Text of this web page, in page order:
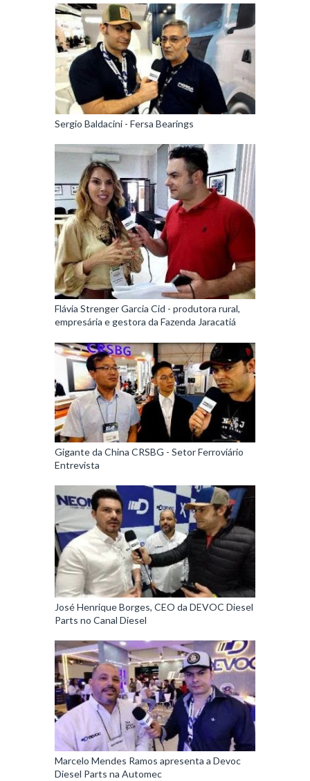
Sergio Baldacini - Fersa Bearings
Flávia Strenger Garcia Cid - produtora rural,
empresária e gestora da Fazenda Jaracatiá
Gigante da China CRSBG - Setor Ferroviário
Entrevista
José Henrique Borges, CEO da DEVOC Diesel
Parts no Canal Diesel
Marcelo Mendes Ramos apresenta a Devoc
Diesel Parts na Automec